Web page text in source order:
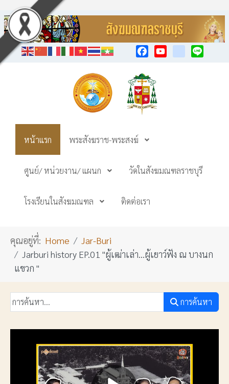
หน้าแรก พระสังฆราช-พระสงฆ์
ศูนย์/ หน่วยงาน/ แผนก วัดในสังฆมณฑลราชบุรี
โรงเรียนในสังฆมณฑล ติดต่อเรา
คุณอยู่ที่: Home
Jar-Buri
Jarburi history EP.01 "ผู้เฒ่าเล่า...ผู้เยาว์ฟัง ณ บางนก
แขวก "
การค้นหา